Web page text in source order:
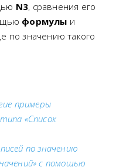
N3, сравнения его
формулы и
по значению такого
примеры
«Список
по значению
с помощью